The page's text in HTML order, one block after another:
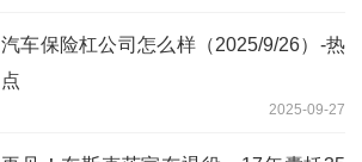
汽车保险杠公司怎么样（2025/9/26）-热
点
2025-09-27